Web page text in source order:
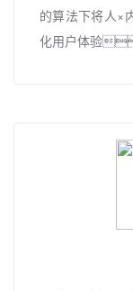
的算法下将人
化用户体验